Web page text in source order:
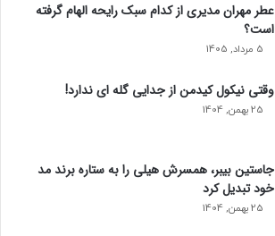
عطر مهران مدیری از کدام سبک رایحه الهام گرفته
است؟
5 مرداد, 1405
وقتی نیکول کیدمن از جدایی گله ای ندارد!
25 بهمن, 1404
جاستین بیبر، همسرش هیلی را به ستاره برند مد
خود تبدیل کرد
25 بهمن, 1404